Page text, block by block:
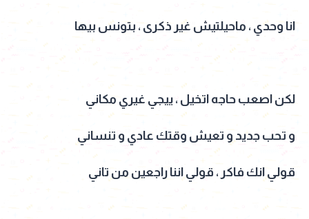
انا وحدي ، ماحيلتيش غير ذكرى ، بتونس بيها
لكن اصعب حاجه اتخيل ، ييجي غيري مكاني
و تحب جديد و تعيش وقتك عادي و تنساني
قولي انك فاكر ، قولي اننا راجعين من تاني